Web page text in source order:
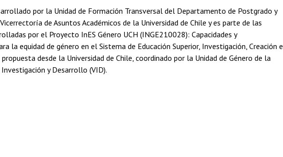
por la Unidad de Formación Transversal del Departamento de Postgrado y
de Asuntos Académicos de la Universidad de Chile y es parte de las
por el Proyecto InES Género UCH (INGE210028): Capacidades y
la equidad de género en el Sistema de Educación Superior, Investigación, Creación e
desde la Universidad de Chile, coordinado por la Unidad de Género de la
y Desarrollo (VID).